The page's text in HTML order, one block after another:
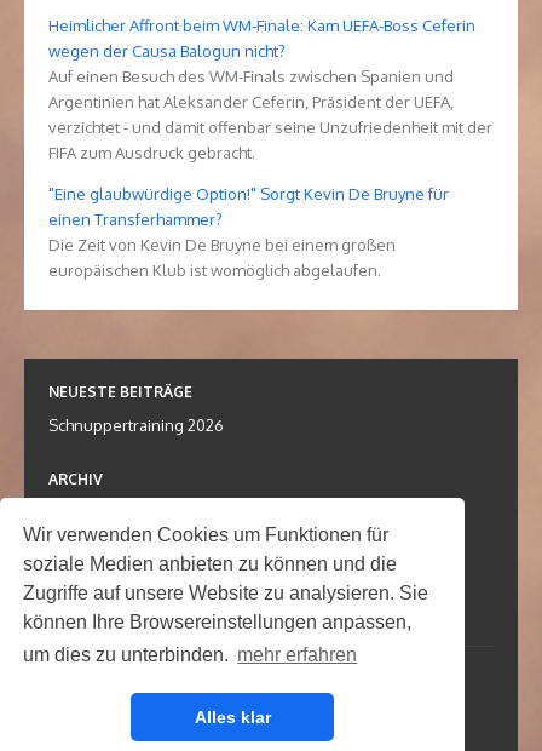
Wir verwenden Cookies um Funktionen für
soziale Medien anbieten zu können und die
Zugriffe auf unsere Website zu analysieren. Sie
können Ihre Browsereinstellungen anpassen,
um dies zu unterbinden. mehr erfahren
Alles klar
Heimlicher Affront beim WM-Finale: Kam UEFA-Boss Ceferin
wegen der Causa Balogun nicht?
Auf einen Besuch des WM-Finals zwischen Spanien und
Argentinien hat Aleksander Ceferin, Präsident der UEFA,
verzichtet - und damit offenbar seine Unzufriedenheit mit der
FIFA zum Ausdruck gebracht.
"Eine glaubwürdige Option!" Sorgt Kevin De Bruyne für
einen Transferhammer?
Die Zeit von Kevin De Bruyne bei einem großen
europäischen Klub ist womöglich abgelaufen.
NEUESTE BEITRÄGE
Schnuppertraining 2026
ARCHIV
KATEGORIEN
Termin
Powered by WordPress
Kontakt Impressum Datenschutz